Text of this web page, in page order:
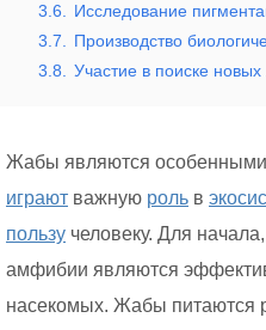
3.6.
Исследование
3.7.
Производство
3.8.
Участие в поиске новых
Жабы являются
играют важную роль в
пользу человеку. Для
амфибии являются
насекомых. Жабы питаются